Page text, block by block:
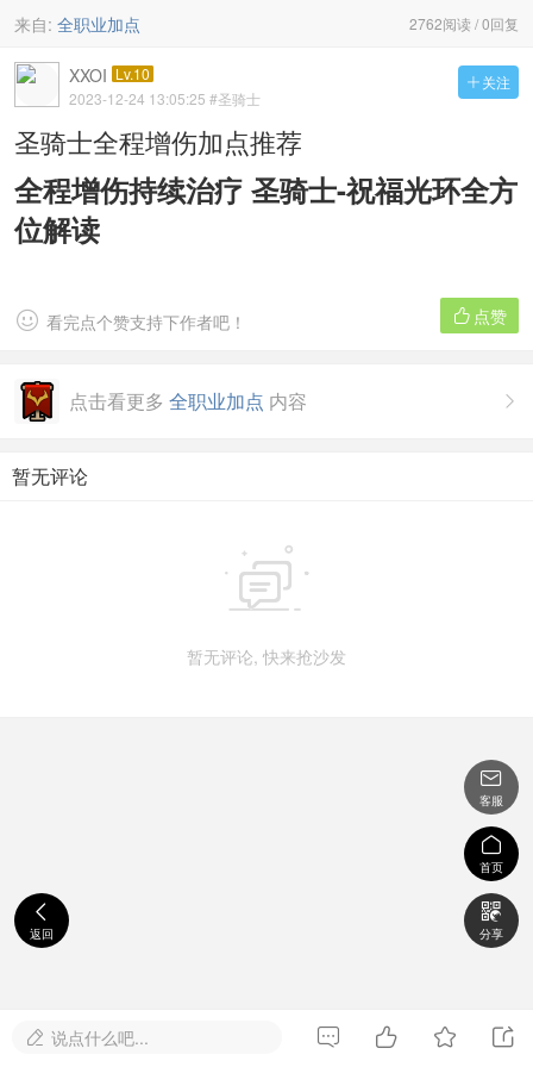
2762阅读 / 0回复
来自: 全职业加点
 关注
XXOI Lv.10
2023-12-24 13:05:25 #圣骑士
圣骑士全程增伤加点推荐
全程增伤持续治疗 圣骑士-祝福光环全方
位解读
 点赞
 看完点个赞支持下作者吧！

点击看更多 全职业加点 内容
暂无评论

暂无评论, 快来抢沙发

返回

客服

首页

分享
 说点什么吧...    